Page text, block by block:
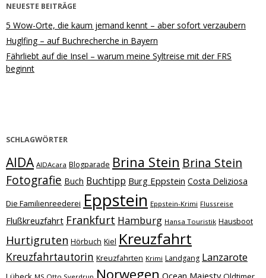
NEUESTE BEITRÄGE
5 Wow-Orte, die kaum jemand kennt – aber sofort verzaubern
Huglfing – auf Buchrecherche in Bayern
Fährliebt auf die Insel – warum meine Syltreise mit der FRS
beginnt
SCHLAGWÖRTER
AIDA AIDAcara Blogparade Brina Stein Brina Stein
Fotografie Buch Buchtipp Burg Eppstein Costa Deliziosa
Die Familienreederei Eppstein Eppstein-Krimi Flussreise
Flußkreuzfahrt Frankfurt Hamburg Hansa Touristik Hausboot
Hurtigruten Hörbuch Kiel Kreuzfahrt
Kreuzfahrtautorin Kreuzfahrten Krimi Landgang Lanzarote
Norwegen Ocean Majesty